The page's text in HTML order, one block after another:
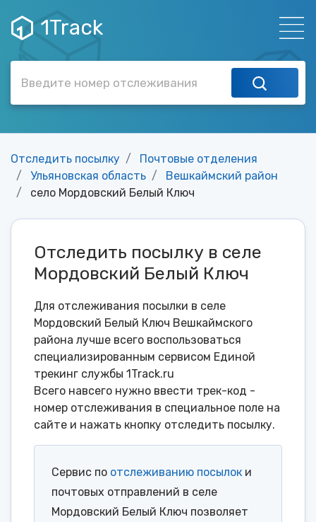
1Track
Отследить посылку
Почтовые отделения
Ульяновская область
Вешкаймский район
село Мордовский Белый Ключ
Отследить посылку в селе
Мордовский Белый Ключ
Для отслеживания посылки в селе
Мордовский Белый Ключ Вешкаймского
района лучше всего воспользоваться
специализированным сервисом Единой
трекинг службы 1Track.ru
Всего навсего нужно ввести трек-код -
номер отслеживания в специальное поле на
сайте и нажать кнопку отследить посылку.
Сервис по отслеживанию посылок и
почтовых отправлений в селе
Мордовский Белый Ключ позволяет